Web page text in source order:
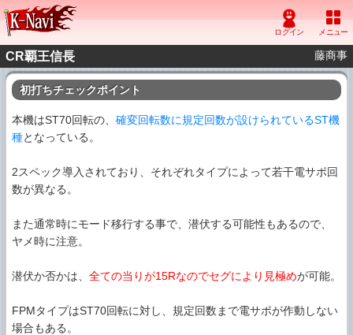
CR覇王信長 藤商事
初打ちチェックポイント
本機はST70回転の、 確変回転数に規定回数が設けられているST機
種となっている。
2スペック導入されており、それぞれタイプによって若干電サポ回
数が異なる。
また通常時にモード移行する事で、潜伏する可能性もあるので、
ヤメ時に注意。
潜伏か否かは、 全ての当りが15Rなのでセグにより見極めが可能。
FPMタイプはST70回転に対し、規定回数まで電サポが作動しない
場合もある。